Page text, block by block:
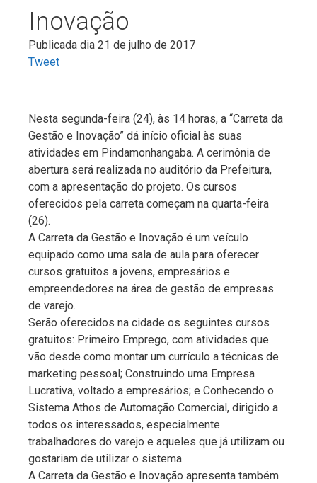
Inovação
Publicada dia 21 de julho de 2017
Tweet
Nesta segunda-feira (24), às 14 horas, a “Carreta da
Gestão e Inovação” dá início oficial às suas
atividades em Pindamonhangaba. A cerimônia de
abertura será realizada no auditório da Prefeitura,
com a apresentação do projeto. Os cursos
oferecidos pela carreta começam na quarta-feira
(26).
A Carreta da Gestão e Inovação é um veículo
equipado como uma sala de aula para oferecer
cursos gratuitos a jovens, empresários e
empreendedores na área de gestão de empresas
de varejo.
Serão oferecidos na cidade os seguintes cursos
gratuitos: Primeiro Emprego, com atividades que
vão desde como montar um currículo a técnicas de
marketing pessoal; Construindo uma Empresa
Lucrativa, voltado a empresários; e Conhecendo o
Sistema Athos de Automação Comercial, dirigido a
todos os interessados, especialmente
trabalhadores do varejo e aqueles que já utilizam ou
gostariam de utilizar o sistema.
A Carreta da Gestão e Inovação apresenta também